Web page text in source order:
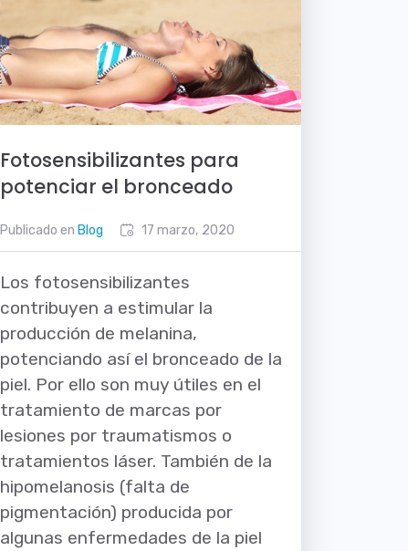
Fotosensibilizantes para
potenciar el bronceado
17 marzo, 2020
Publicado en Blog
Los fotosensibilizantes
contribuyen a estimular la
producción de melanina,
potenciando así el bronceado de la
piel. Por ello son muy útiles en el
tratamiento de marcas por
lesiones por traumatismos o
tratamientos láser. También de la
hipomelanosis (falta de
pigmentación) producida por
algunas enfermedades de la piel